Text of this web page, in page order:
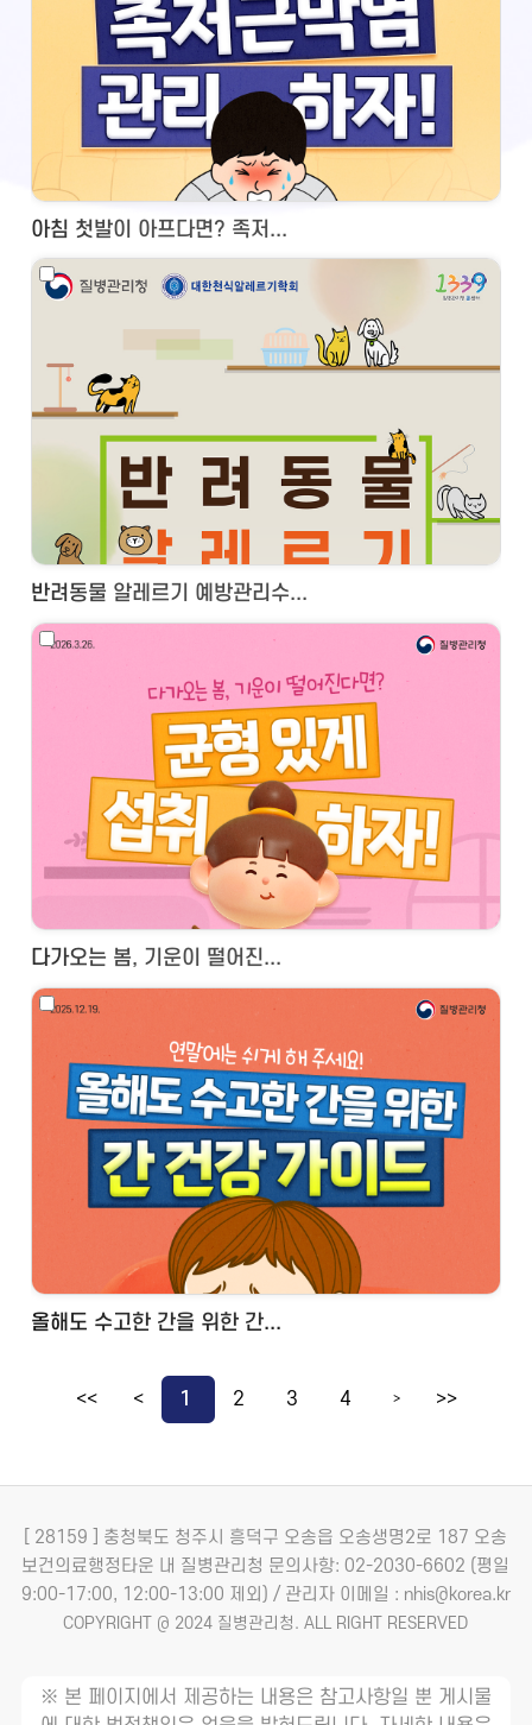
아침 첫발이 아프다면? 족저...
반려동물 알레르기 예방관리수...
다가오는 봄, 기운이 떨어진...
올해도 수고한 간을 위한 간...
<< < 1 2 3 4 > >>
[ 28159 ] 충청북도 청주시 흥덕구 오송읍 오송생명2로 187 오송
보건의료행정타운 내 질병관리청 문의사항: 02-2030-6602 (평일
9:00-17:00, 12:00-13:00 제외) / 관리자 이메일 : nhis@korea.kr
COPYRIGHT @ 2024 질병관리청. ALL RIGHT RESERVED
※ 본 페이지에서 제공하는 내용은 참고사항일 뿐 게시물